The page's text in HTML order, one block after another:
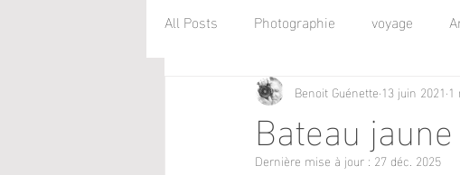
All Posts Photographie voyage
Bateau
Benoit Guénette 13 juin 2021
Dernière mise à jour :27 déc. 2025